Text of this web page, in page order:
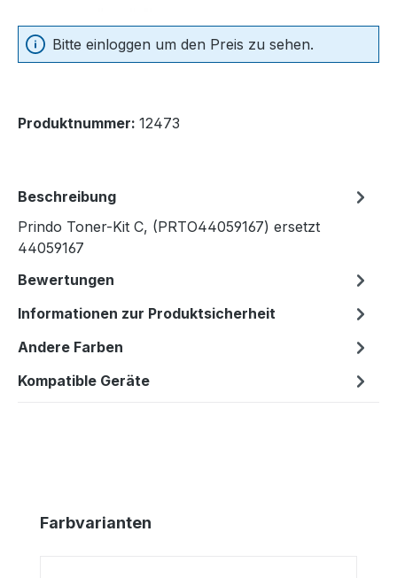
Bitte einloggen um den Preis zu sehen.
Produktnummer: 12473
Beschreibung
Prindo Toner-Kit C, (PRTO44059167) ersetzt
44059167
Bewertungen
Informationen zur Produktsicherheit
Andere Farben
Kompatible Geräte
Produktgalerie überspringen
Farbvarianten